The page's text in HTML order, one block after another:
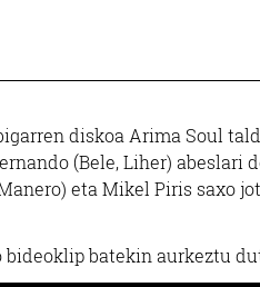
diskoa Arima Soul
(Bele, Liher) abeslari
eta Mikel Piris saxo
batekin aurkeztu